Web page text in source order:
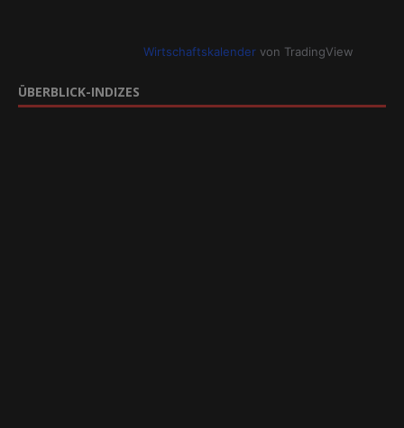
Wirtschaftskalendervon TradingView
ÜBERBLICK-INDIZES